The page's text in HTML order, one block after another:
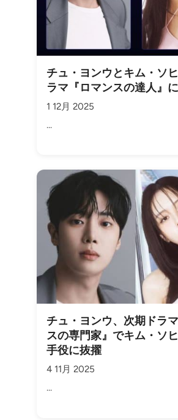
チュ・ヨンウとキム・ソ
ラマ『ロマンスの達人』
1 12月 2025
...
チュ・ヨンウ、次期ドラ
スの専門家』でキム・ソ
手役に抜擢
4 11月 2025
...